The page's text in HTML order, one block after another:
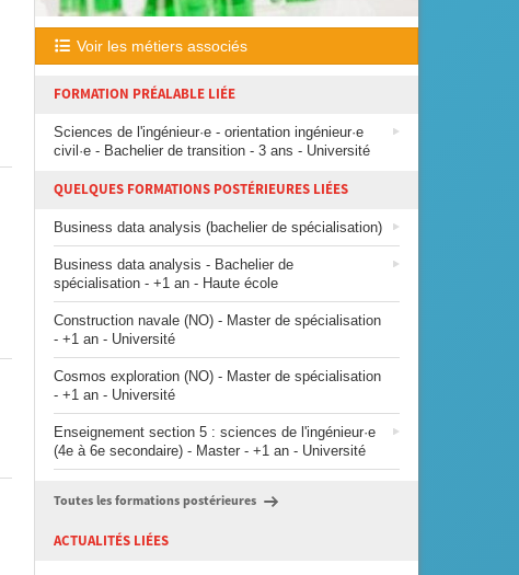
Voir les métiers associés
FORMATION PRÉALABLE LIÉE
Sciences de l'ingénieur·e - orientation ingénieur·e
civil·e - Bachelier de transition - 3 ans - Université
QUELQUES FORMATIONS POSTÉRIEURES LIÉES
Business data analysis (bachelier de spécialisation)
Business data analysis - Bachelier de
spécialisation - +1 an - Haute école
Construction navale (NO) - Master de spécialisation
- +1 an - Université
Cosmos exploration (NO) - Master de spécialisation
- +1 an - Université
Enseignement section 5 : sciences de l'ingénieur·e
(4e à 6e secondaire) - Master - +1 an - Université
Toutes les formations postérieures
ACTUALITÉS LIÉES